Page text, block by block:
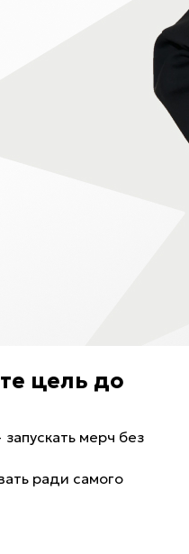
цель до
мерч без
ради самого